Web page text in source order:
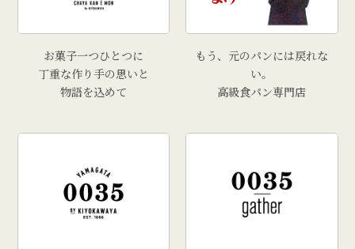
お菓子一つひとつに
丁重な作り手の思いと
物語を込めて
もう、元のパンには戻れな
い。
高級食パン専門店